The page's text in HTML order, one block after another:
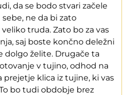
da se bodo stvari začele
ne da bi zato
truda. Zato bo za vas
saj boste končno deležni
dolgo želite. Drugače ta
v tujino, odhod na
prejetje klica iz tujine, ki vas
bo tudi obdobje brez